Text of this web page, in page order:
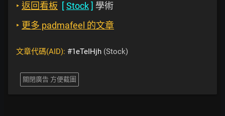
‣ 返回看板 [Stock] 學術
‣ 更多 padmafeel 的文章
文章代碼(AID): #1eTeIHjh (Stock)
關閉廣告 方便截圖